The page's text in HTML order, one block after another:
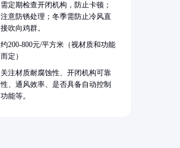
需定期检查开闭机构，防止卡顿；
注意防锈处理；冬季需防止冷风直
接吹向鸡群。
约200-800元/平方米（视材质和功能
而定）
关注材质耐腐蚀性、开闭机构可靠
性、通风效率、是否具备自动控制
功能等。